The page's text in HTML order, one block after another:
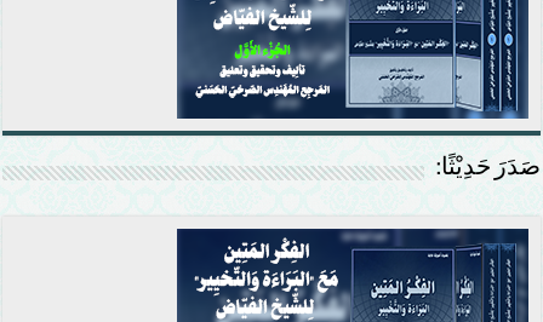
صَدَرَ حَدِيْثًا: